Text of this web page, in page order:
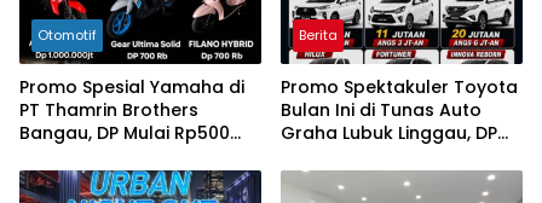
Otomotif
Promo Spesial Yamaha di
PT Thamrin Brothers
Bangau, DP Mulai Rp500
Jam
Berita
Promo Spektakuler Toyota
Bulan Ini di Tunas Auto
Graha Lubuk Linggau, DP